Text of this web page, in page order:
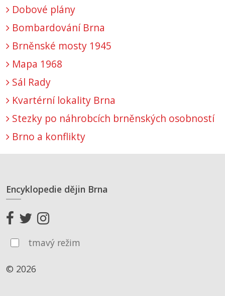
Dobové plány
Bombardování Brna
Brněnské mosty 1945
Mapa 1968
Sál Rady
Kvartérní lokality Brna
Stezky po náhrobcích brněnských osobností
Brno a konflikty
Encyklopedie dějin Brna
tmavý režim
© 2026